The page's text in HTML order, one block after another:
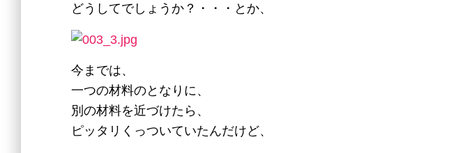
どうしてでしょうか？・・・とか、
今までは、
一つの材料のとなりに、
別の材料を近づけたら、
ピッタリくっついていたんだけど、